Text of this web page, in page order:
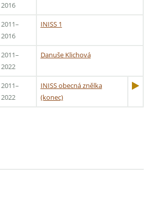
2016
2011–
2016
INISS 1
2011–
2022
Danuše Klichová
2011–
2022
INISS obecná znělka
(konec)